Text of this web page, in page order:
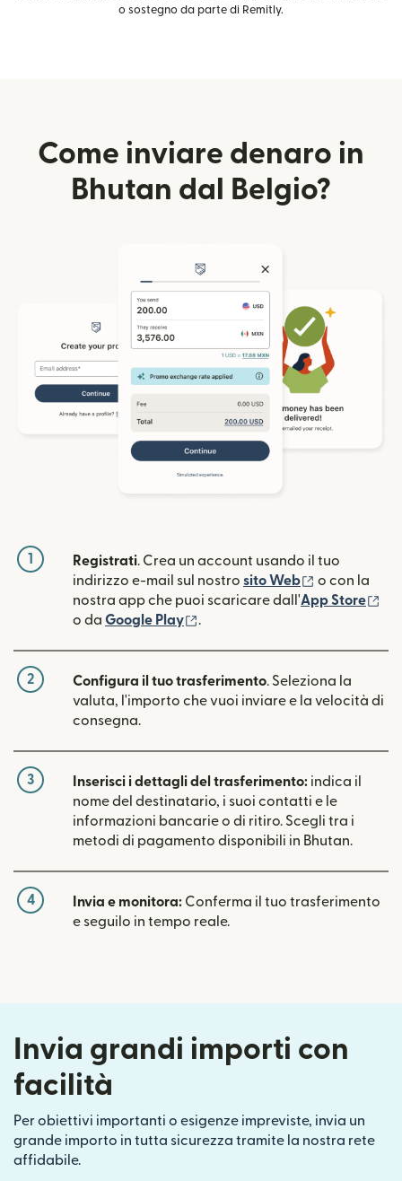
o sostegno da parte di Remitly.
Come inviare denaro in
Bhutan dal Belgio?
1 Registrati. Crea un account usando il tuo
indirizzo e-mail sul nostro sito Web (si apre in
o con la
nostra app che puoi scaricare dall'App Store
o da Google Play .
2 Configura il tuo trasferimento. Seleziona la
valuta, l'importo che vuoi inviare e la velocità di
consegna.
3 Inserisci i dettagli del trasferimento: indica il
nome del destinatario, i suoi contatti e le
informazioni bancarie o di ritiro. Scegli tra i
metodi di pagamento disponibili in Bhutan.
4 Invia e monitora: Conferma il tuo trasferimento
e seguilo in tempo reale.
Invia grandi importi con
facilità
Per obiettivi importanti o esigenze impreviste, invia un
grande importo in tutta sicurezza tramite la nostra rete
affidabile.